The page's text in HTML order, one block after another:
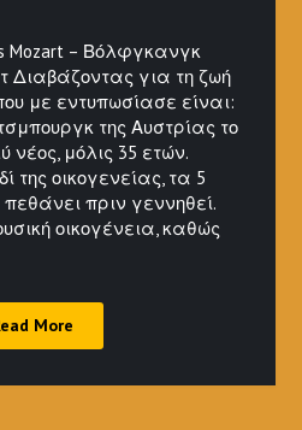
Mozart – Βόλφγκανγκ
Διαβάζοντας για τη ζωή
με εντυπωσίασε είναι:
της Αυστρίας το
νέος, μόλις 35 ετών.
της οικογενείας, τα 5
πριν γεννηθεί.
οικογένεια, καθώς
More